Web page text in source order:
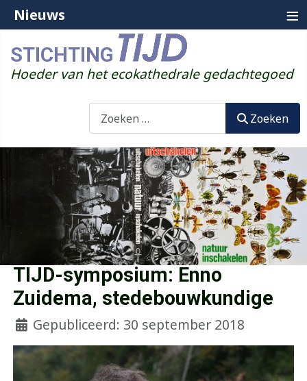
STICHTING
Hoeder van het ecokathedrale gedachtegoed
Zoeken
TIJD-symposium: Enno
Zuidema, stedebouwkundige
Gepubliceerd: 30 september 2018
Nieuws ≡